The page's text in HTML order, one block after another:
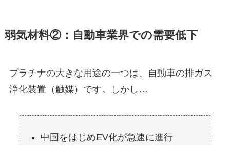
弱気材料②：自動車業界での需要低下
プラチナの大きな用途の一つは、自動車の排ガス
浄化装置（触媒）です。しかし…
中国をはじめEV化が急速に進行